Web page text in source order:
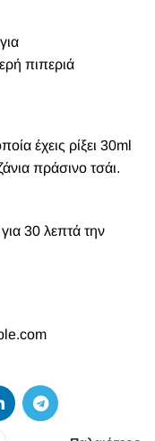
πιπεριά
έχεις ρίξει 30ml
πράσινο τσάι.
30 λεπτά την